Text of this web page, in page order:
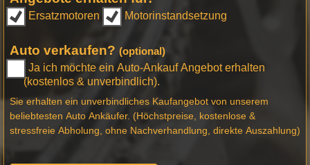
Ersatzmotoren Motorinstandsetzung
Auto verkaufen? (optional)
Ja ich möchte ein Auto-Ankauf Angebot erhalten
(kostenlos & unverbindlich).
Sie erhalten ein unverbindliches Kaufangebot von unserem
beliebtesten Auto Ankäufer. (Höchstpreise, kostenlose &
stressfreie Abholung, ohne Nachverhandlung, direkte Auszahlung)